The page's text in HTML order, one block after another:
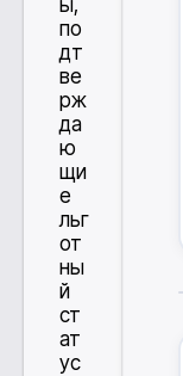
ы,
по
дт
ве
рж
да
ю
щи
е
льг
от
ны
й
ст
ат
ус